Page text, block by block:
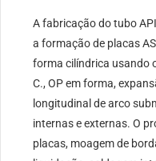
A fabricação do tubo
a formação de placas
forma cilíndrica usando
C., OP em forma,
longitudinal de arco
internas e externas. O
placas, moagem de